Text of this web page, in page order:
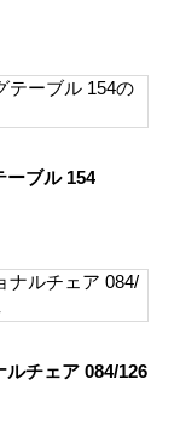
ーブル 154
ルチェア 084/126